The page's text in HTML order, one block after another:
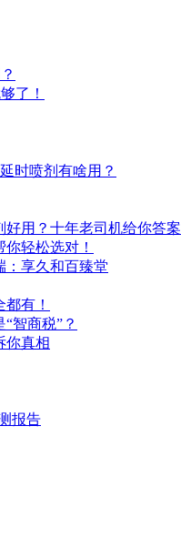
了！
时喷剂有啥用？
用？十年老司机给你答案
轻松选对！
：享久和百臻堂
有！
智商税”？
你真相
报告